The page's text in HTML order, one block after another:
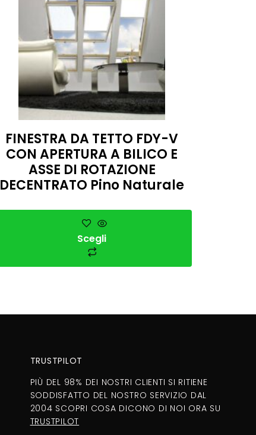
FINESTRA DA TETTO FDY-V
CON APERTURA A BILICO E
ASSE DI ROTAZIONE
DECENTRATO Pino Naturale
Scegli
TRUSTPILOT
PIÙ DEL 98% DEI NOSTRI CLIENTI SI RITIENE
SODDISFATTO DEL NOSTRO SERVIZIO DAL
2004 SCOPRI COSA DICONO DI NOI ORA SU
TRUSTPILOT